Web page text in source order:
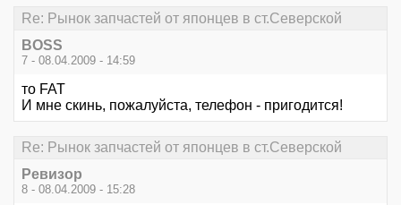
Re: Рынок запчастей от японцев в ст.Северской
BOSS
7 - 08.04.2009 - 14:59
то FAT
И мне скинь, пожалуйста, телефон - пригодится!
Re: Рынок запчастей от японцев в ст.Северской
Ревизор
8 - 08.04.2009 - 15:28